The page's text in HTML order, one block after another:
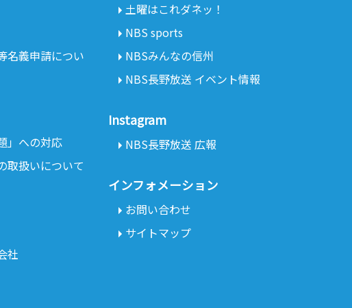
名義申請につい
」への対応
取扱いについて
社
土曜はこれダネッ！
NBS sports
NBSみんなの信州
NBS長野放送 イベント情報
Instagram
NBS長野放送 広報
インフォメーション
お問い合わせ
サイトマップ